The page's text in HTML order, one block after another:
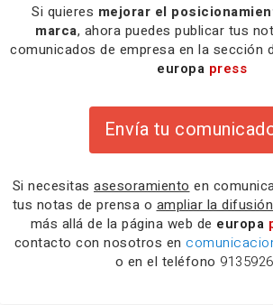
Si quieres mejorar el
marca, ahora puedes publicar tus
comunicados de empresa en la sección
europa press
Envía tu
Si necesitas asesoramiento en
tus notas de prensa o ampliar la difusión
más allá de la página web de europa
contacto con nosotros en
o en el teléfono